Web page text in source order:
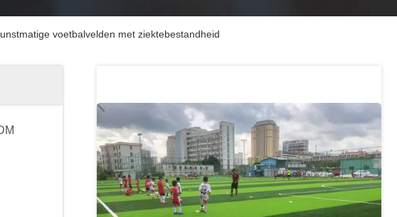
voetbalvelden met ziektebestandheid